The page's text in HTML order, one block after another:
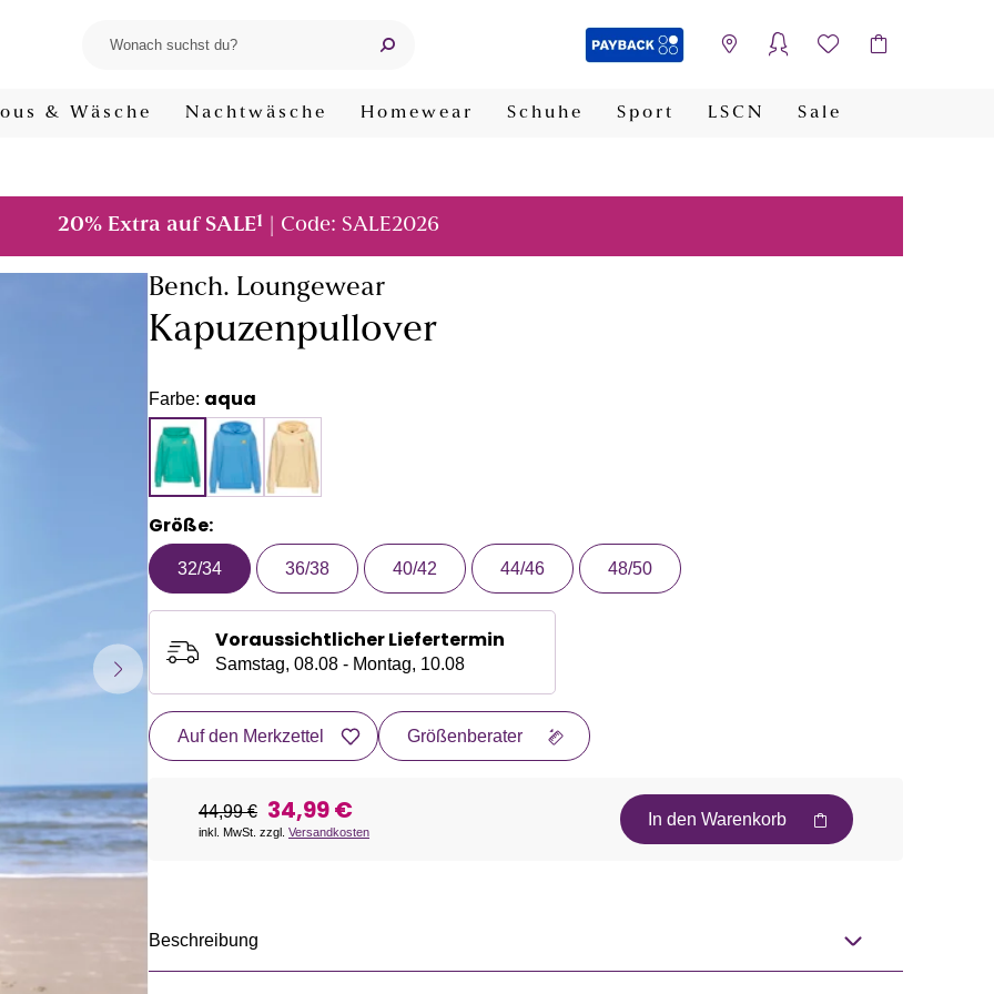
& Wäsche Nachtwäsche Homewear Schuhe Sport LSCN Sale
20% Extra auf SALE1 | Code: SALE2026
Bench. Loungewear
Kapuzenpullover
Farbe: aqua
Größe:
32/34 36/38 40/42 44/46 48/50
Voraussichtlicher Liefertermin
Samstag, 08.08 - Montag, 10.08
Auf den Merkzettel Größenberater
44,99 € 34,99 €
inkl. MwSt. zzgl. Versandkosten
In den Warenkorb
Beschreibung